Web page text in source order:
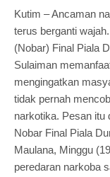
Kutim – Ancaman
terus berganti
(Nobar) Final Piala
Sulaiman
mengingatkan
tidak pernah
narkotika. Pesan itu
Nobar Final Piala
Maulana, Minggu
peredaran narkoba